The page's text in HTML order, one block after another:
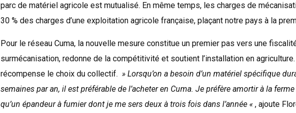
parc de matériel agricole est mutualisé. En même temps, les charges de
30 % des charges d’une exploitation agricole française, plaçant notre pays à la
Pour le réseau Cuma, la nouvelle mesure constitue un premier pas vers une
surmécanisation, redonne de la compétitivité et soutient l’installation en
récompense le choix du collectif. » Lorsqu’on a besoin d’un matériel spécifique
semaines par an, il est préférable de l’acheter en Cuma. Je préfère amortir à la
qu’un épandeur à fumier dont je me sers deux à trois fois dans l’année « , ajoute